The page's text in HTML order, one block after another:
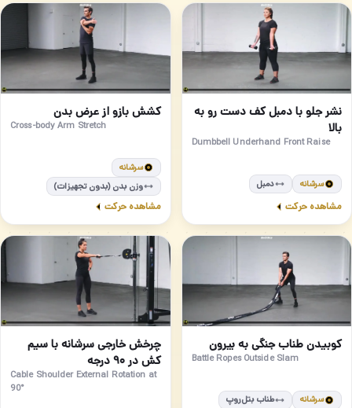
89
نشر جلو با دمبل کف دست رو به
بالا
Dumbbell Underhand Front Raise
سرشانه دمبل
مشاهده حرکت
90
کشش بازو از عرض بدن
Cross-body Arm Stretch
سرشانه
وزن بدن (بدون تجهیزات)
مشاهده حرکت
91
کوبیدن طناب جنگی به بیرون
Battle Ropes Outside Slam
سرشانه طناب بتل‌روپ
چرخش خارجی سرشانه با سیم
کش در ۹۰ درجه
Cable Shoulder External Rotation at
90°